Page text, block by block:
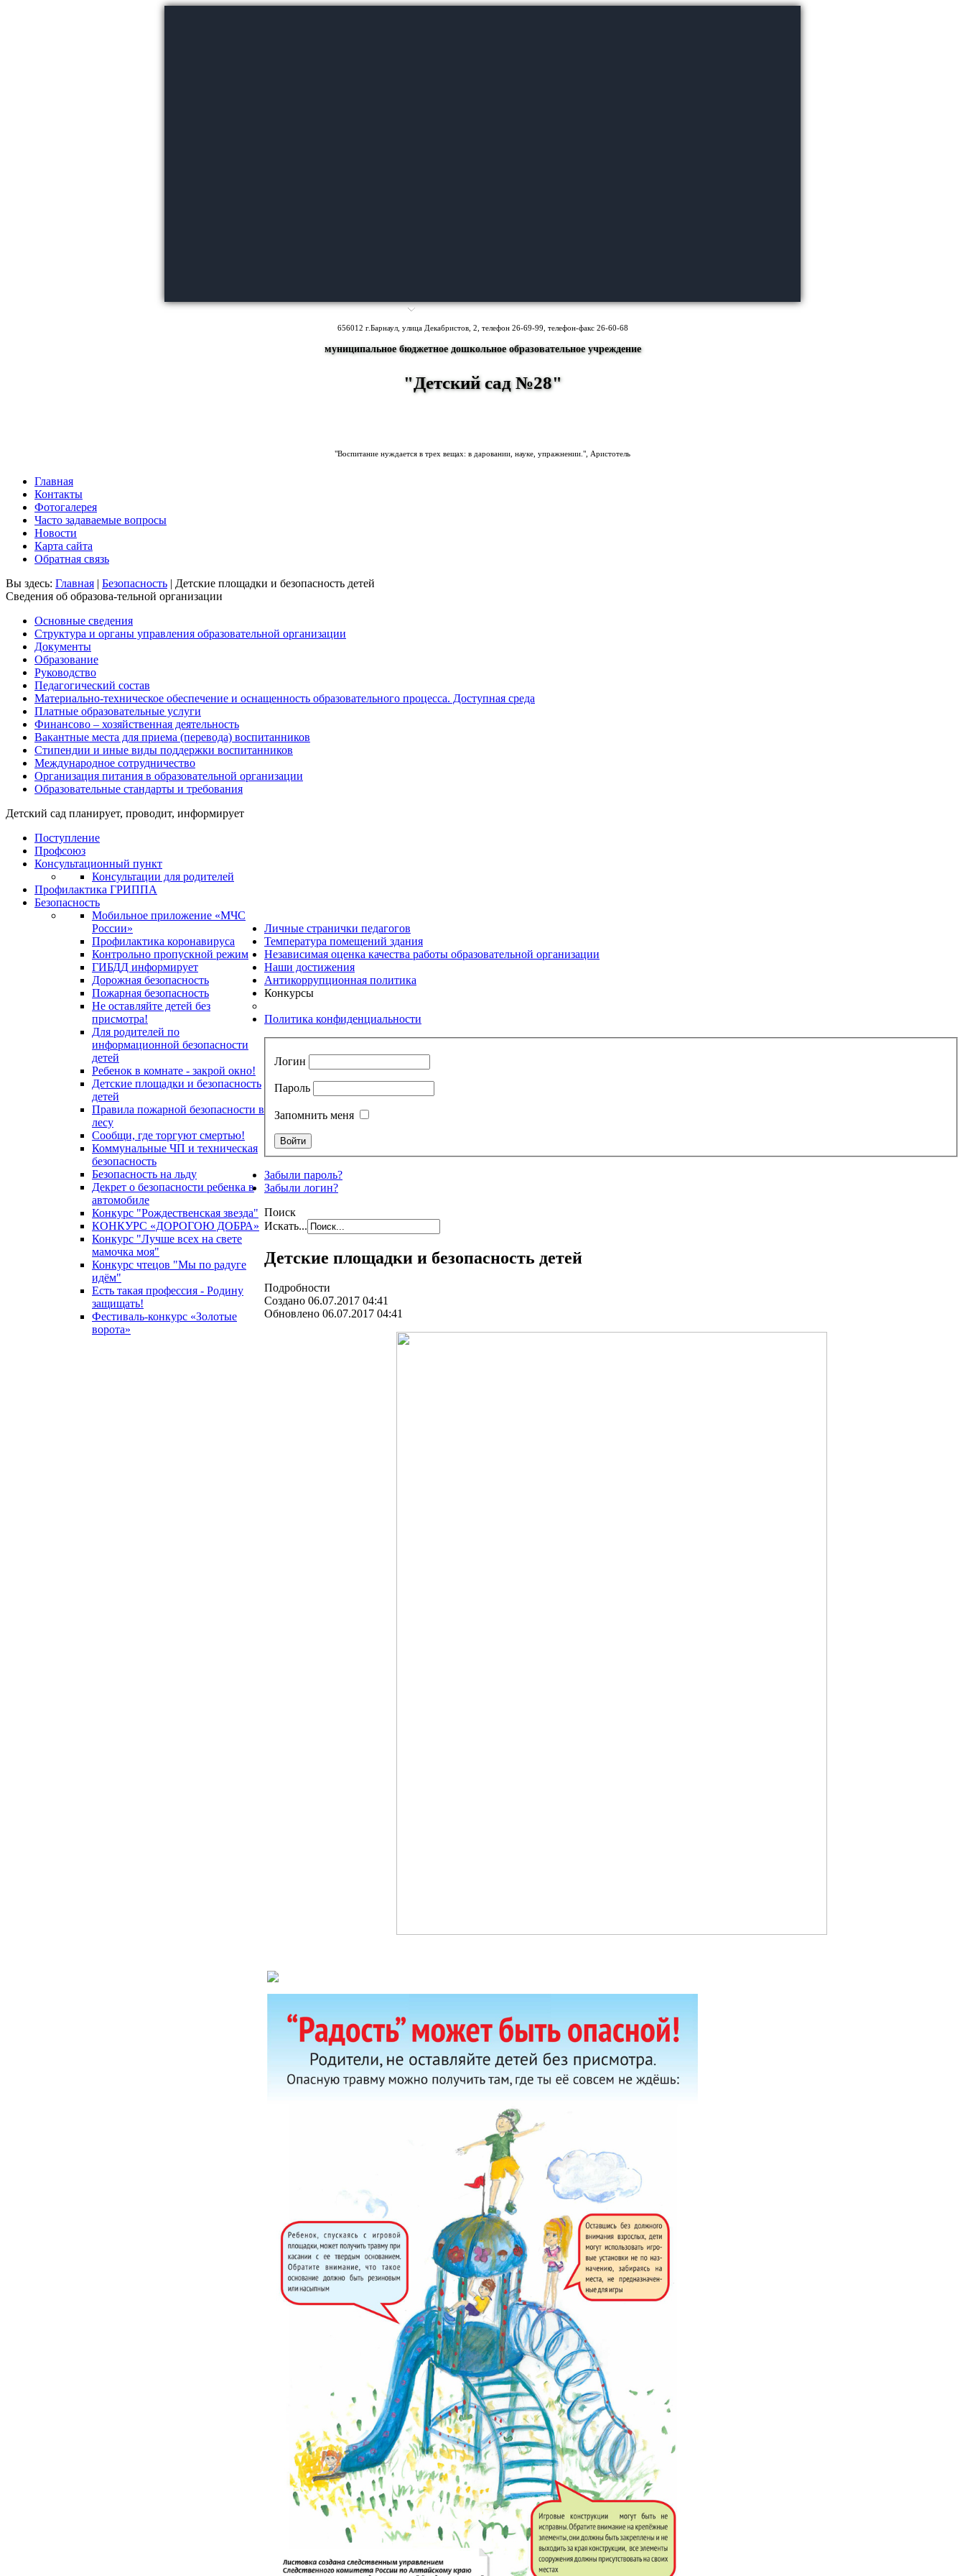
656012 г.Барнаул, улица Декабристов, 2, телефон 26-69-99 , телефон-факс 26-60-68
муниципальное бюджетное дошкольное образовательное учреждение
"Детский сад №28"
"Воспитание нуждается в трех вещах: в даровании, науке, упражнении.", Аристотель
Главная
Контакты
Фотогалерея
Часто задаваемые вопросы
Новости
Карта сайта
Обратная связь
Вы здесь: Главная | Безопасность | Детские площадки и безопасность детей
Сведения об образова-тельной организации
Основные сведения
Структура и органы управления образовательной организации
Документы
Образование
Руководство
Педагогический состав
Материально-техническое обеспечение и оснащенность образовательного процесса. Доступная среда
Платные образовательные услуги
Финансово – хозяйственная деятельность
Вакантные места для приема (перевода) воспитанников
Стипендии и иные виды поддержки воспитанников
Международное сотрудничество
Организация питания в образовательной организации
Образовательные стандарты и требования
Детский сад планирует, проводит, информирует
Поступление
Профсоюз
Консультационный пункт
Консультации для родителей
Профилактика ГРИППА
Безопасность
Мобильное приложение «МЧС
России»
Профилактика коронавируса
Контрольно пропускной режим
ГИБДД информирует
Дорожная безопасность
Пожарная безопасность
Не оставляйте детей без
присмотра!
Для родителей по
информационной безопасности
детей
Ребенок в комнате - закрой окно!
Детские площадки и безопасность
детей
Правила пожарной безопасности в
лесу
Сообщи, где торгуют смертью!
Коммунальные ЧП и техническая
безопасность
Безопасность на льду
Декрет о безопасности ребенка в
автомобиле
Личные странички педагогов
Температура помещений здания
Независимая оценка качества работы образовательной организации
Наши достижения
Антикоррупционная политика
Конкурсы
Конкурс "Рождественская звезда"
КОНКУРС «ДОРОГОЮ ДОБРА»
Конкурс "Лучше всех на свете
мамочка моя"
Конкурс чтецов "Мы по радуге
идём"
Есть такая профессия - Родину
защищать!
Фестиваль-конкурс «Золотые
ворота»
Политика конфиденциальности
Логин
Пароль
Запомнить меня
Забыли пароль?
Забыли логин?
Поиск
Искать...
Детские площадки и безопасность детей
Подробности
Создано 06.07.2017 04:41
Обновлено 06.07.2017 04:41